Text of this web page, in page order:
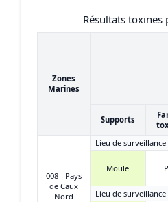
Résultats toxines
Zones
Marines
Supports
008 - Pays
de Caux
Nord
Lieu de surveillance
Moule
Lieu de